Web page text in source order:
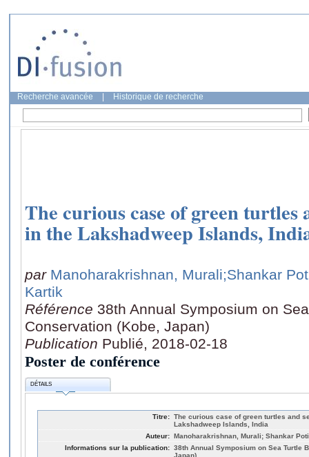
Recherche avancée Historique de recherche
The curious case of green turtles
in the Lakshadweep Islands,
par Manoharakrishnan, Murali;Shankar
Kartik
Référence 38th Annual Symposium on
Conservation (Kobe, Japan)
Publication Publié, 2018-02-18
Poster de conférence
DÉTAILS
Titre: The curious case of green turtles and
Lakshadweep Islands, India
Auteur: Manoharakrishnan, Murali; Shankar
Informations sur la publication: 38th Annual Symposium on Sea Turtle
Japan)